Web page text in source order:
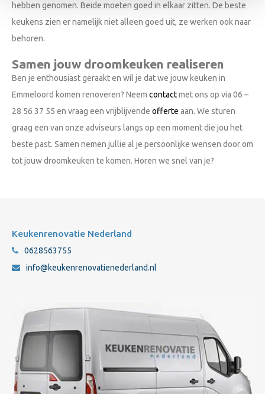
hebben genomen. Beide moeten goed in elkaar zitten. De beste
keukens zien er namelijk niet alleen goed uit, ze werken ook naar
behoren.
Samen jouw droomkeuken realiseren
Ben je enthousiast geraakt en wil je dat we jouw keuken in
Emmeloord komen renoveren? Neem contactmet ons op via 06 –
28 56 37 55 en vraag een vrijblijvende offerte aan. We sturen
graag een van onze adviseurs langs op een moment die jou het
beste past. Samen nemen jullie al je persoonlijke wensen door om
tot jouw droomkeuken te komen. Horen we snel van je?
Keukenrenovatie Nederland
0628563755
info@keukenrenovatienederland.nl